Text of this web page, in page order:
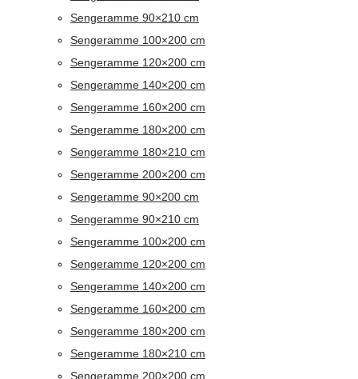
Sengeramme 90×210 cm
Sengeramme 100×200 cm
Sengeramme 120×200 cm
Sengeramme 140×200 cm
Sengeramme 160×200 cm
Sengeramme 180×200 cm
Sengeramme 180×210 cm
Sengeramme 200×200 cm
Sengeramme 90×200 cm
Sengeramme 90×210 cm
Sengeramme 100×200 cm
Sengeramme 120×200 cm
Sengeramme 140×200 cm
Sengeramme 160×200 cm
Sengeramme 180×200 cm
Sengeramme 180×210 cm
Sengeramme 200×200 cm